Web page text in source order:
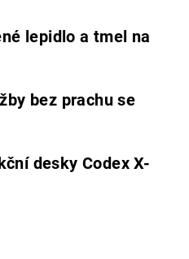
lepidlo a tmel na
bez prachu se
desky Codex X-